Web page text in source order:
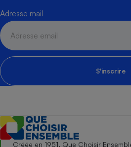
Adresse mail
S'inscrire
Créée en 1951, Que Choisir